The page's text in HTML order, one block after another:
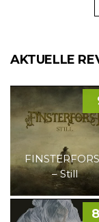
AKTUELLE
– Still